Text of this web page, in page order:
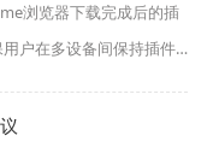
浏览器下载完成后的插
户在多设备间保持插件
致性体验。